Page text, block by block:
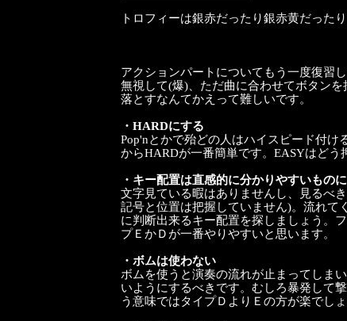
トロフィーは銀赤だったり銀赤黄だった
アクションパートについてもう一度復習
無視して(爆)、ただ曲に合わせてボタン
落とすなんてかえって難しいです。
・HARDにする
Pop'nとかで殆どの人はハイスピード付け
からHARDが一番簡単です。EASYはどう
・キー配置は直感的に分かりやすいものに
文字見ている暇はありませんし、見るべ
記号と位置は把握していません)。流れて
に判断出来るキー配置を探しましょう。
プＥかＤが一番やりやすいと思います。
・ボムは使わない
ボムを使うと演奏の流れが止まってしま
いようにするべきです。むしろ暴発して
う意味ではタイプＤよりＥの方が楽でしょ